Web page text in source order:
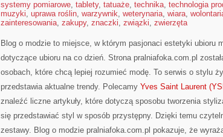
systemy pomiarowe, tablety, tatuaże, technika, technologia
muzyki, uprawa roślin, warzywnik, weterynaria, wiara,
zainteresowania, zakupy, znaczki, związki, zwierzęta
Blog o modzie to miejsce, w którym pasjonaci estetyki ubioru
dotyczące ubioru na co dzień. Strona pralniafoka.com.pl
osobach, które chcą lepiej rozumieć modę. To serwis o stylu
przedstawia aktualne trendy. Polecamy Yves Saint Laurent
znaleźć liczne artykuły, które dotyczą sposobu tworzenia
się przedstawiać styl w sposób przystępny. Dzięki temu
zestawy. Blog o modzie pralniafoka.com.pl pokazuje, że